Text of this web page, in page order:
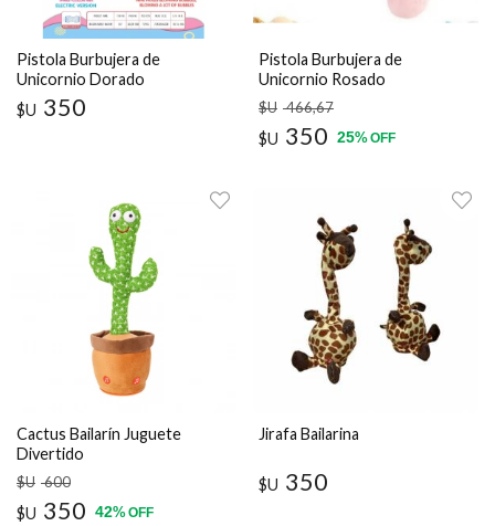
Pistola Burbujera de
Unicornio Dorado
$U 350
Pistola Burbujera de
Unicornio Rosado
$U 466,67
$U 350 25%OFF
Cactus Bailarín Juguete
Divertido
$U 600
$U 350 42%OFF
Jirafa Bailarina
$U 350